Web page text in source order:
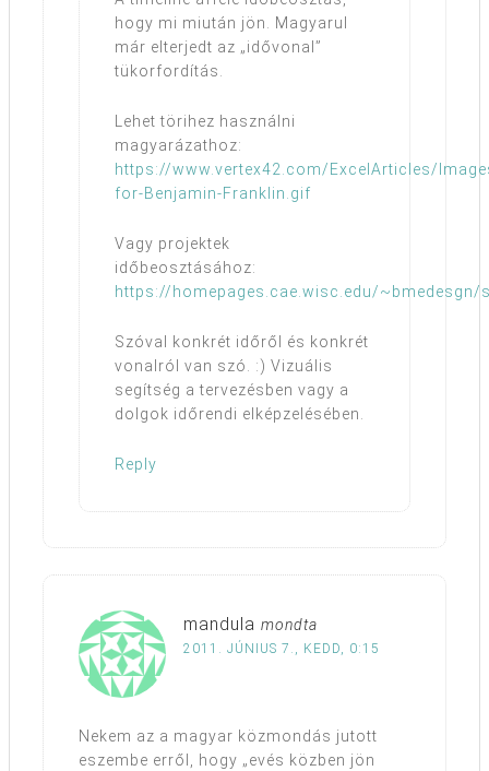
hogy mi miután jön. Magyarul
már elterjedt az „idővonal”
tükorfordítás.
Lehet törihez használni
magyarázathoz:
https://www.vertex42.com/ExcelArticles/
for-Benjamin-Franklin.gif
Vagy projektek
időbeosztásához:
https://homepages.cae.wisc.edu/
Szóval konkrét időről és konkrét
vonalról van szó. :) Vizuális
segítség a tervezésben vagy a
dolgok időrendi elképzelésében.
Reply
mandula mondta
2011. JÚNIUS 7., KEDD, 0:15
Nekem az a magyar közmondás jutott
eszembe erről, hogy „evés közben jön